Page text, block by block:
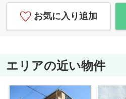
お気に入り追加
エリアの近い物件